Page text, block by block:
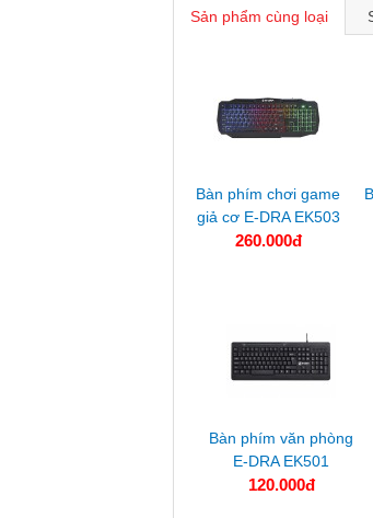
Sản phẩm cùng loại
Bàn phím chơi game
giả cơ E-DRA EK503
260.000đ
Bàn phím văn phòng
E-DRA EK501
120.000đ